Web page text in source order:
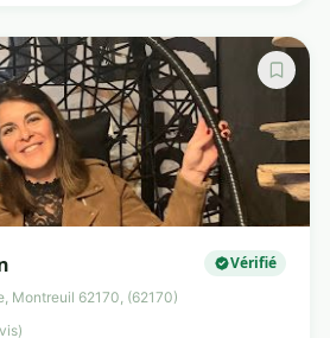
Vérifié
Montreuil 62170, (62170)